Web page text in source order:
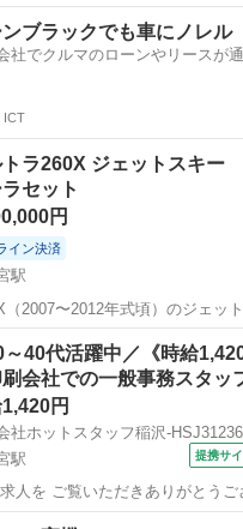
枚セットになります！ 各定価でお譲りです！
府宮駅 その他
ンブラックでも車にノレル
社でクルマのローンやリースが通
ICT
トラ260X ジェットスキー
セット
円
イン決済
駅
2007〜2012年式頃）のジェット
ます。 ■使用状況 使用時間：67
アワー 淡水のみでの使用です。 ■整備履歴 ・オイ...
府宮駅 その他 エンジン
～40代活躍中／《時給
会社での一般事務スタッ
円
社ホットスタッフ稲沢-HSJ31236
駅
提携サイ
人を ご覧いただきありがとう
一般事務